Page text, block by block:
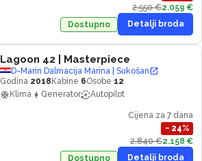
2.550 €2.059 €
Dostupno
Detalji broda
Lagoon 42 | Masterpiece
D-Marin Dalmacija Marina | Sukošan
Godina 2018 Kabine 6Osobe 12
Klima
Generator Autopilot
Cijena za 7 dana
− 24%
2.840 €2.158 €
Dostupno
Detalji broda